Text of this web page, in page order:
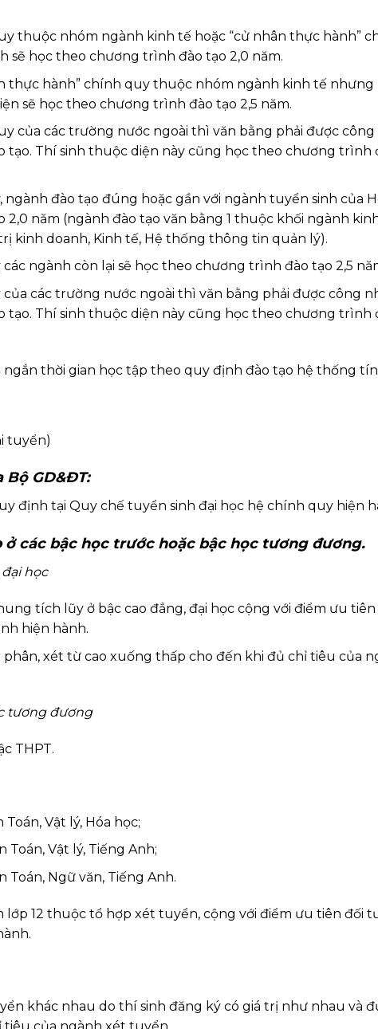
thuộc nhóm ngành kinh tế hoặc “cử nhân thực hành”
sẽ học theo chương trình đào tạo 2,0 năm.
thực hành” chính quy thuộc nhóm ngành kinh tế nhưng
sẽ học theo chương trình đào tạo 2,5 năm.
của các trường nước ngoài thì văn bằng phải được công
tạo. Thí sinh thuộc diện này cũng học theo chương trình
đào tạo đúng hoặc gần với ngành tuyển sinh của
năm (ngành đào tạo văn bằng 1 thuộc khối ngành
kinh doanh, Kinh tế, Hệ thống thông tin quản lý).
ngành còn lại sẽ học theo chương trình đào tạo 2,5
các trường nước ngoài thì văn bằng phải được công
tạo. Thí sinh thuộc diện này cũng học theo chương trình
thời gian học tập theo quy định đào tạo hệ thống
tuyển)
GD&ĐT:
định tại Quy chế tuyển sinh đại học hệ chính quy hiện
các bậc học trước hoặc bậc học tương đương.
học
tích lũy ở bậc cao đẳng, đại học cộng với điểm ưu tiên
hiện hành.
xét từ cao xuống thấp cho đến khi đủ chỉ tiêu của
tương đương
THPT.
Vật lý, Hóa học;
Vật lý, Tiếng Anh;
Ngữ văn, Tiếng Anh.
12 thuộc tổ hợp xét tuyển, cộng với điểm ưu tiên đối
khác nhau do thí sinh đăng ký có giá trị như nhau và